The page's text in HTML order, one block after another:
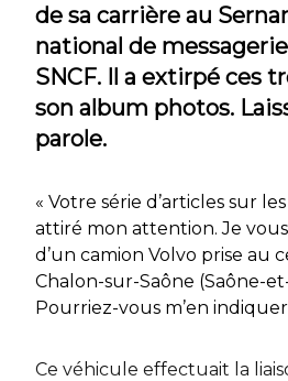
de sa carrière au
national de
SNCF. Il a extirpé ces
son album photos.
parole.
« Votre série d’articles sur
attiré mon attention. Je
d’un camion Volvo prise au
Chalon-sur-Saône (Saône-
Pourriez-vous m’en
Ce véhicule effectuait la